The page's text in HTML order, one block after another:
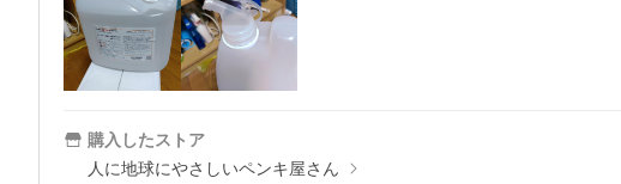
購入したストア
人に地球にやさしいペンキ屋さん